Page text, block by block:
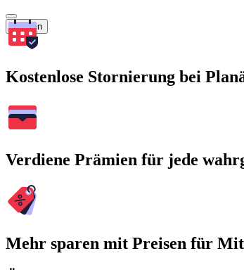
Suchen
Kostenlose Stornierung bei
Verdiene Prämien für jede
Mehr sparen mit Preisen für